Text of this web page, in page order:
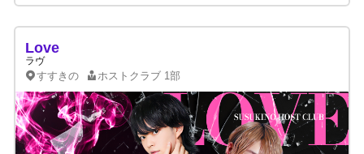
Love
ラヴ
すすきの ホストクラブ 1部